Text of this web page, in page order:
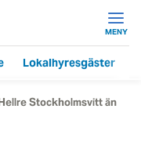
MENY
Lokalhyresgäster
Stockholmsvitt än